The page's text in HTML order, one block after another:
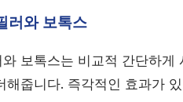
러와 보톡스
와 보톡스는 비교적 간단하
해줍니다. 즉각적인 효과가